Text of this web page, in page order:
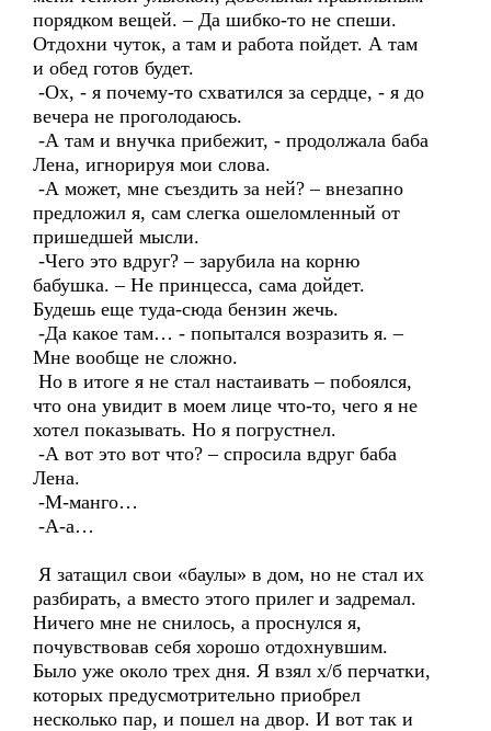
порядком вещей. – Да шибко-то не спеши.
Отдохни чуток, а там и работа пойдет. А там
и обед готов будет.
-Ох, - я почему-то схватился за сердце, - я до
вечера не проголодаюсь.
-А там и внучка прибежит, - продолжала баба
Лена, игнорируя мои слова.
-А может, мне съездить за ней? – внезапно
предложил я, сам слегка ошеломленный от
пришедшей мысли.
-Чего это вдруг? – зарубила на корню
бабушка. – Не принцесса, сама дойдет.
Будешь еще туда-сюда бензин жечь.
-Да какое там… - попытался возразить я. –
Мне вообще не сложно.
Но в итоге я не стал настаивать – побоялся,
что она увидит в моем лице что-то, чего я не
хотел показывать. Но я погрустнел.
-А вот это вот что? – спросила вдруг баба
Лена.
-М-манго…
-А-а…
Я затащил свои «баулы» в дом, но не стал их
разбирать, а вместо этого прилег и задремал.
Ничего мне не снилось, а проснулся я,
почувствовав себя хорошо отдохнувшим.
Было уже около трех дня. Я взял х/б перчатки,
которых предусмотрительно приобрел
несколько пар, и пошел на двор. И вот так и